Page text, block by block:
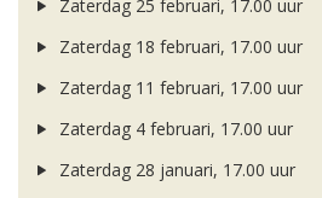
Zaterdag 25 februari, 17.00 uur
Zaterdag 18 februari, 17.00 uur
Zaterdag 11 februari, 17.00 uur
Zaterdag 4 februari, 17.00 uur
Zaterdag 28 januari, 17.00 uur